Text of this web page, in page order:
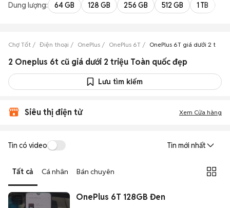
Dung lượng: 64 GB 128 GB 256 GB 512 GB 1 TB
Chợ Tốt Điện thoại OnePlus OnePlus 6T OnePlus 6T giá dưới 2 triệu
2 Oneplus 6t cũ giá dưới 2 triệu Toàn quốc đẹp
Lưu tìm kiếm
Siêu thị điện tử Xem Cửa hàng
Tin có video Tin mới nhất
Tất cả Cá nhân Bán chuyên
OnePlus 6T 128GB Đen